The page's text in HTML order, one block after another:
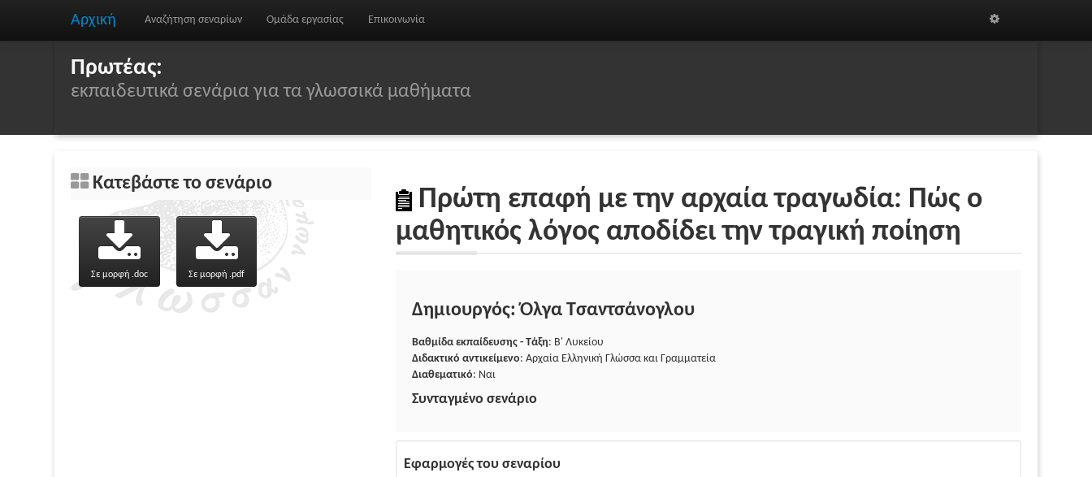
Αρχική Αναζήτηση σεναρίων Ομάδα εργασίας Επικοινωνία
Πρωτέας:
εκπαιδευτικά σενάρια για τα γλωσσικά μαθήματα
Κατεβάστε το σενάριο
Σε μορφή .doc Σε μορφή .pdf
Πρώτη επαφή με την αρχαία τραγωδία: Πώς ο
μαθητικός λόγος αποδίδει την τραγική ποίηση
Δημιουργός: Όλγα Τσαντσάνογλου
Βαθμίδα εκπαίδευσης - Τάξη: Β' Λυκείου
Διδακτικό αντικείμενο: Αρχαία Ελληνική Γλώσσα και Γραμματεία
Διαθεματικό: Ναι
Συνταγμένο σενάριο
Εφαρμογές του σεναρίου